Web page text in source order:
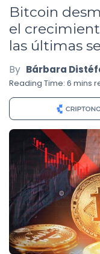
Bitcoin
el
las últimas
By Bárbara
Reading Time: 6 mins